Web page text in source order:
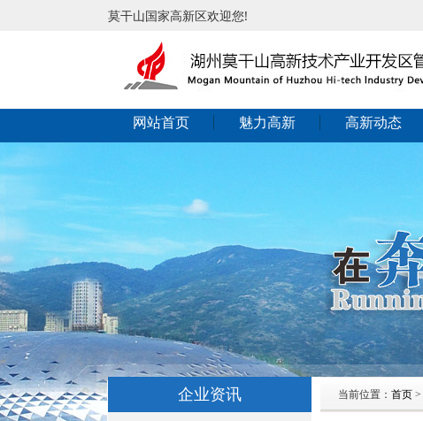
莫干山国家高新区欢迎您!
网站首页 魅力高新 高新动态
企业资讯 当前位置： 首页 >